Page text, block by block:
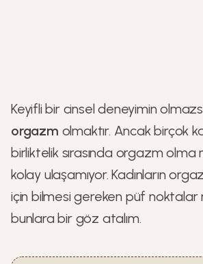
Keyifli bir cinsel deneyimin
orgazm olmaktır. Ancak birçok
birliktelik sırasında orgazm olma
kolay ulaşamıyor. Kadınların
için bilmesi gereken püf noktalar
bunlara bir göz atalım.